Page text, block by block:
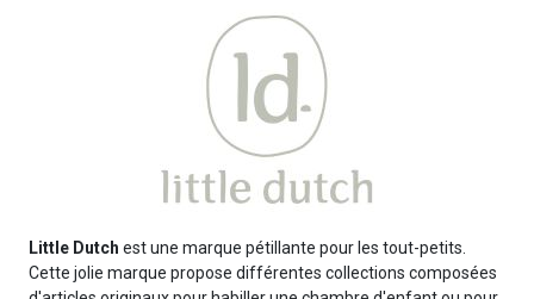
Little Dutch est une marque pétillante pour les tout-petits.
Cette jolie marque propose différentes collections composées